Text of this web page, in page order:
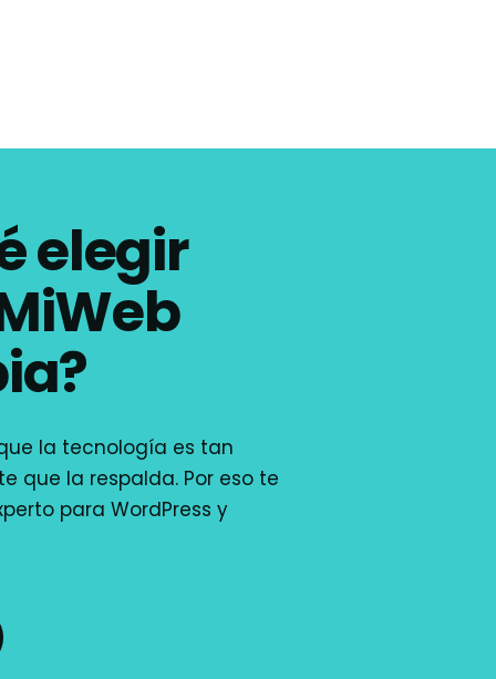
elegir
la tecnología es tan
que la respalda. Por eso te
para WordPress y